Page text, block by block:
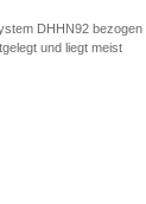
DHHN92 bezogen
und liegt meist